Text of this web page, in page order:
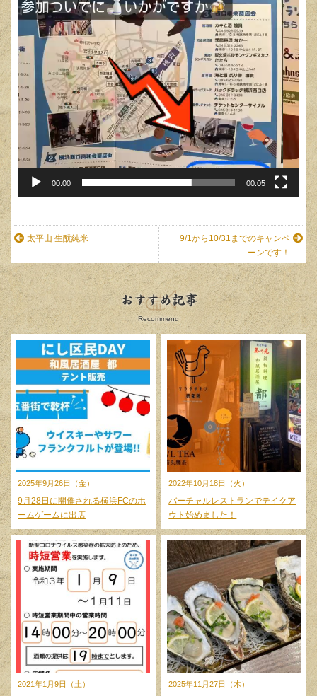
00:00 00:05
太平山 生酛純米
9/1から10/31までのキャンペ
ーンです！
おすすめ記事
Recommend
2025年9月26日（金）
9月28日に開催される横浜FCのホ
ームゲームに出店
2022年10月18日（火）
バーチャルレストランでテイクア
ウト始めました！
2021年1月9日（土） 2025年11月27日（木）